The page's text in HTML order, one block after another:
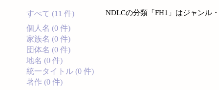
すべて (11 件)
個人名 (0 件)
家族名 (0 件)
団体名 (0 件)
地名 (0 件)
統一タイトル (0 件)
著作 (0 件)
NDLCの分類「FH1」はジャンル